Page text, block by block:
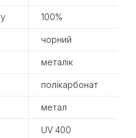
100%
чорний
металік
полікарбонат
метал
UV 400